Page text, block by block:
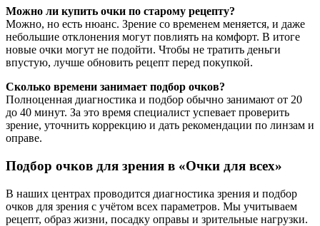
Можно ли купить очки по старому рецепту?
Можно, но есть нюанс. Зрение со временем меняется, и даже
небольшие отклонения могут повлиять на комфорт. В итоге
новые очки могут не подойти. Чтобы не тратить деньги
впустую, лучше обновить рецепт перед покупкой.
Сколько времени занимает подбор очков?
Полноценная диагностика и подбор обычно занимают от 20
до 40 минут. За это время специалист успевает проверить
зрение, уточнить коррекцию и дать рекомендации по линзам и
оправе.
Подбор очков для зрения в «Очки для всех»
В наших центрах проводится диагностика зрения и подбор
очков для зрения с учётом всех параметров. Мы учитываем
рецепт, образ жизни, посадку оправы и зрительные нагрузки.